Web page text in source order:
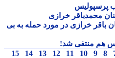
خرازی
خرازی در مورد حمله به بی
منتفی شد!
9
10
11
12
13
14
15